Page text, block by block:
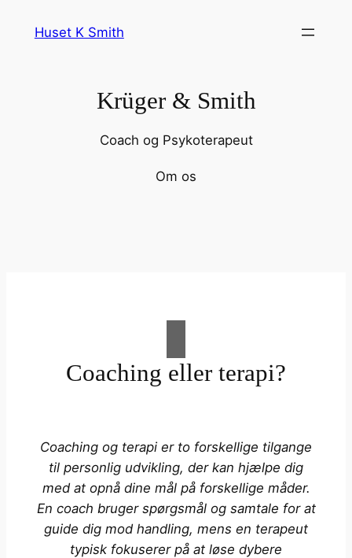
Huset K Smith
Krüger & Smith
Coach og Psykoterapeut
Om os
Coaching eller terapi?
Coaching og terapi er to forskellige tilgange
til personlig udvikling, der kan hjælpe dig
med at opnå dine mål på forskellige måder.
En coach bruger spørgsmål og samtale for at
guide dig mod handling, mens en terapeut
typisk fokuserer på at løse dybere